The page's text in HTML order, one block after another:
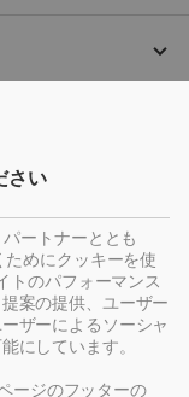
さい
ートナーととも
ためにクッキーを使
トのパフォーマンス
案の提供、ユーザー
ザーによるソーシャ
にしています。
ージのフッターの